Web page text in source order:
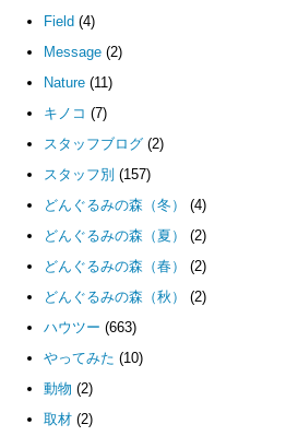
Field (4)
Message (2)
Nature (11)
キノコ (7)
スタッフブログ (2)
スタッフ別 (157)
どんぐるみの森（冬）
(4)
どんぐるみの森（夏）
(2)
どんぐるみの森（春）
(2)
どんぐるみの森（秋）
(2)
ハウツー (663)
やってみた (10)
動物 (2)
取材 (2)